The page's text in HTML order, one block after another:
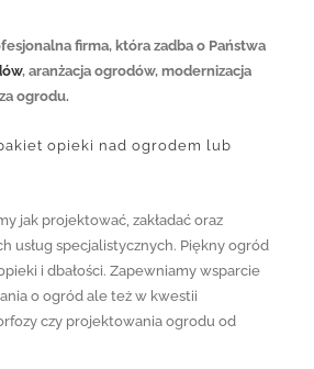
firma, która zadba o Państwa
, aranżacja ogrodów, modernizacja
ogrodu.
opieki nad ogrodem lub
jak projektować, zakładać oraz
usług specjalistycznych. Piękny ogród
i dbałości. Zapewniamy wsparcie
o ogród ale też w kwestii
czy projektowania ogrodu od